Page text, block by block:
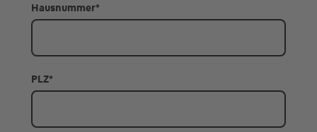
Hausnummer*
PLZ*